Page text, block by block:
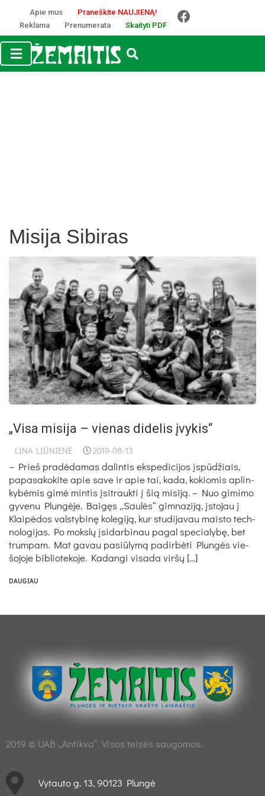
Apie mus
Praneškite NAUJIENĄ!
Reklama
Prenumerata Skaityti PDF
Misija Sibiras
„Visa misija – vienas didelis įvykis“
LINA LIŪNIENĖ 2019-08-13
– Prieš pra­dė­da­mas da­lin­tis eks­pe­di­ci­jos įspū­džiais,
pa­pa­sa­ko­ki­te apie sa­ve ir apie tai, ka­da, ko­kio­mis ap­lin­
ky­bė­mis gi­mė min­tis įsi­trauk­ti į šią mi­si­ją. – Nuo gi­mi­mo
gy­ve­nu Plun­gė­je. Bai­gęs „Sau­lės“ gim­na­zi­ją, įsto­jau į
Klai­pė­dos vals­ty­bi­nę ko­le­gi­ją, kur stu­di­ja­vau mais­to tech­
no­lo­gi­jas. Po moks­lų įsi­dar­bi­nau pa­gal spe­cia­ly­bę, bet
trum­pam. Mat ga­vau pa­siū­ly­mą pa­dir­bė­ti Plun­gės vie­
šo­jo­je bib­lio­te­ko­je. Ka­dan­gi vi­sa­da vir­šų […]
DAUGIAU
2019 © UAB „Antikva“. Visos teisės saugomos.
Vytauto g. 13, 90123 Plungė